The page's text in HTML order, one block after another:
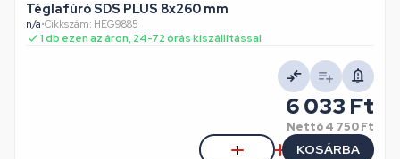
Téglafúró SDS PLUS 8x260 mm
n/a•Cikkszám: HEG9885
1 db ezen az áron, 24-72 órás kiszállítással
6 033 Ft
Nettó4 750 Ft
KOSÁRBA